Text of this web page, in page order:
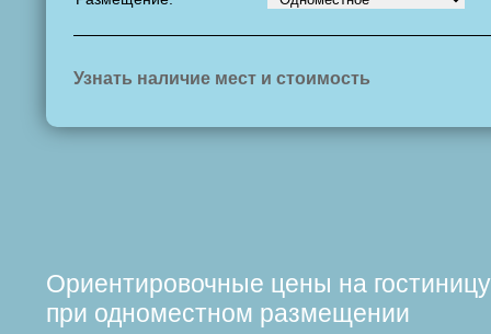
Узнать наличие мест и стоимость
Ориентировочные цены на гостиницу
при одноместном размещении